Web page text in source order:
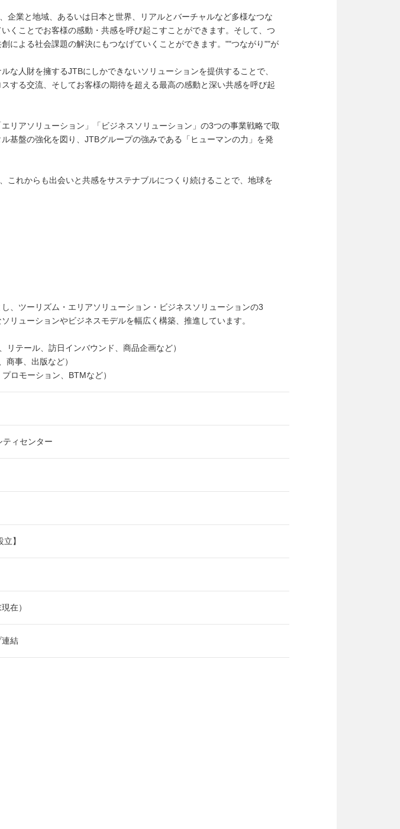
企業と地域、あるいは日本と世界、リアルとバーチャルなど多様なつな
くことでお客様の感動・共感を呼び起こすことができます。そして、つ
による社会課題の解決にもつなげていくことができます。""つながり""が
な人財を擁するJTBにしかできないソリューションを提供することで、
する交流、そしてお客様の期待を超える最高の感動と深い共感を呼び起
リアソリューション」「ビジネスソリューション」の3つの事業戦略で取
基盤の強化を図り、JTBグループの強みである「ヒューマンの力」を発
これからも出会いと共感をサステナブルにつくり続けることで、地球を
、ツーリズム・エリアソリューション・ビジネスソリューションの3
リューションやビジネスモデルを幅広く構築、推進しています。
テール、訪日インバウンド、商品企画など）
商事、出版など）
ロモーション、BTMなど）
ィセンター
】
在）
結